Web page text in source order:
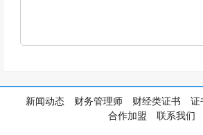
新闻动态 财务管理师 财经类证书 证
合作加盟
联系我们